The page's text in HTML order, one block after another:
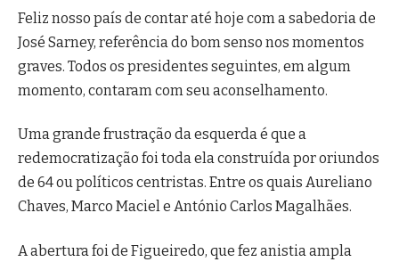
Feliz nosso país de contar até hoje com a sabedoria de
José Sarney, referência do bom senso nos momentos
graves. Todos os presidentes seguintes, em algum
momento, contaram com seu aconselhamento.
Uma grande frustração da esquerda é que a
redemocratização foi toda ela construída por oriundos
de 64 ou políticos centristas. Entre os quais Aureliano
Chaves, Marco Maciel e António Carlos Magalhães.
A abertura foi de Figueiredo, que fez anistia ampla